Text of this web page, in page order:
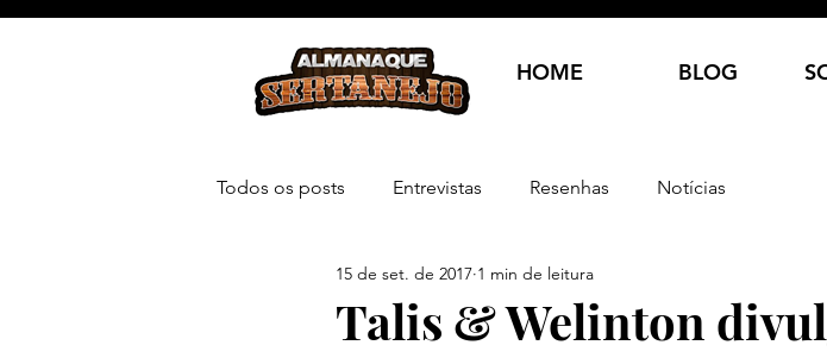
HOME BLOG
Todos os posts Entrevistas Resenhas Notícias
Talis & Welinton
15 de set. de 2017 1 min de leitura